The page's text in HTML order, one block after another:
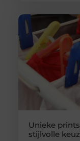
Unieke
stijlvolle